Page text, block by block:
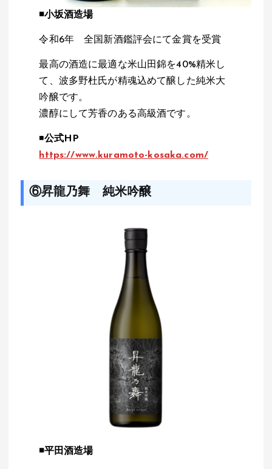
◾️小坂酒造場
令和6年 全国新酒鑑評会にて金賞を受賞
最高の酒造に最適な米山田錦を40%精米し
て、波多野杜氏が精魂込めて醸した純米大
吟醸です。
濃醇にして芳香のある高級酒です。
◾️公式HP
https://www.kuramoto-kosaka.com/
⑥昇龍乃舞 純米吟醸
◾️平田酒造場